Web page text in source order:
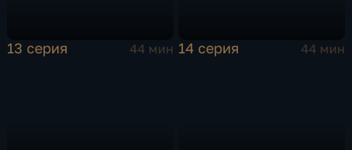
13 серия 44 мин 14 серия 44 мин